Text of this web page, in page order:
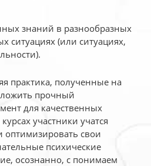
знаний в разнообразных
ситуациях (или ситуациях,
практика, полученные на
прочный
для качественных
участники учатся
оптимизировать свои
психические
осознанно, с понимаем